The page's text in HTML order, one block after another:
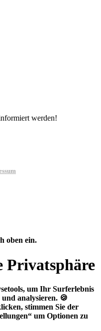
werden!
oben ein.
Privatsphäre
um Ihr Surferlebnis
und analysieren. 🍪
stimmen Sie der
um Optionen zu